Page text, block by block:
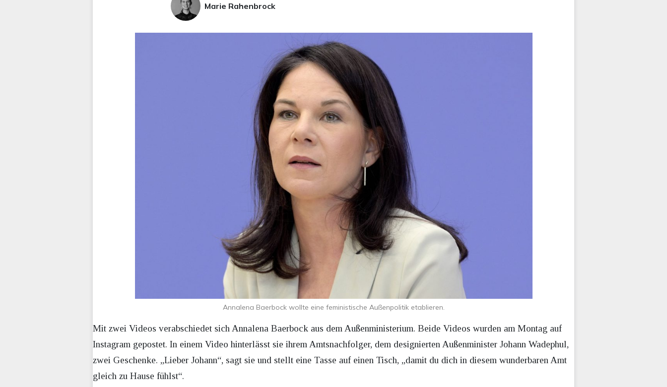
Marie Rahenbrock
Annalena Baerbock wollte eine feministische Außenpolitik etablieren.
Mit zwei Videos verabschiedet sich Annalena Baerbock aus dem Außenministerium. Beide Videos wurden am Montag auf
Instagram gepostet. In einem Video hinterlässt sie ihrem Amtsnachfolger, dem designierten Außenminister Johann Wadephul,
zwei Geschenke. „Lieber Johann“, sagt sie und stellt eine Tasse auf einen Tisch, „damit du dich in diesem wunderbaren Amt
gleich zu Hause fühlst“.